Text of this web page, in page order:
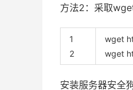
方法2：采取
1
2
wget
wget
安装服务器安全